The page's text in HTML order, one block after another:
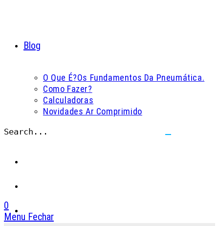
Blog
O Que É?Os Fundamentos Da Pneumática.
Como Fazer?
Calculadoras
Novidades Ar Comprimido
Search...
0
Menu Fechar